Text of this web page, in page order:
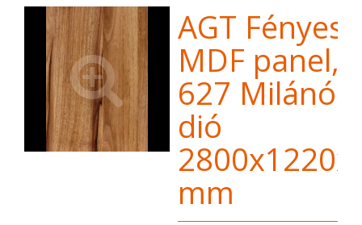
AGT Fényes
MDF panel,
627 Milánói
dió
mm